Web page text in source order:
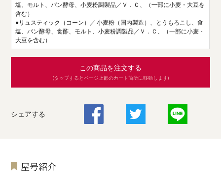
塩、モルト、パン酵母、小麦粉調製品／Ｖ．Ｃ、（一部に小麦・大豆を
含む）
●リュスティック（コーン）／ 小麦粉（国内製造）、とうもろこし、食
塩、パン酵母、食酢、モルト、小麦粉調製品／Ｖ．Ｃ、（一部に小麦・
大豆を含む）
この商品を注文する
(タップするとページ上部のカート箇所に移動します)
シェアする
屋号紹介